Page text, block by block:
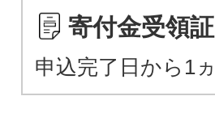
寄付金受領
申込完了日から1